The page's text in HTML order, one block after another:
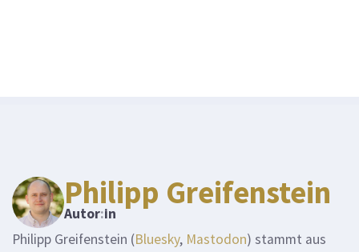
Philipp Greifenstein
Autor:in
Philipp Greifenstein (Bluesky, Mastodon) stammt aus